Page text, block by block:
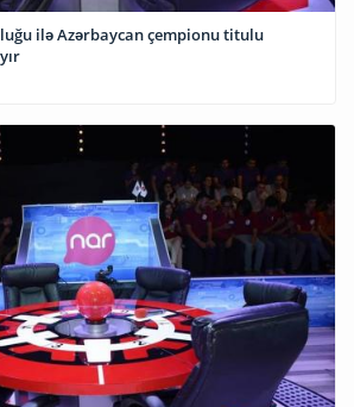
ilə Azərbaycan çempionu titulu